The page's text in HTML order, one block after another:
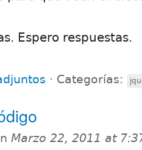
Espero respuestas.
⋅ Categorías:
Marzo 22, 2011 at